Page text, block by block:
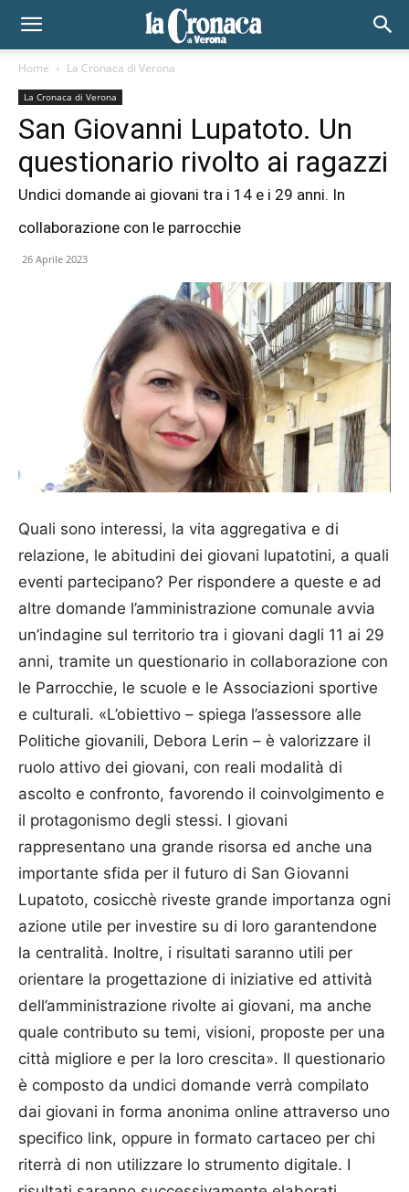
Home La Cronaca di Verona
La Cronaca di Verona
San Giovanni Lupatoto. Un
questionario rivolto ai ragazzi
Undici domande ai giovani tra i 14 e i 29 anni. In
collaborazione con le parrocchie
26 Aprile 2023
Quali sono interessi, la vita aggregativa e di
relazione, le abitudini dei giovani lupatotini, a quali
eventi partecipano? Per rispondere a queste e ad
altre domande l’amministrazione comunale avvia
un’indagine sul territorio tra i giovani dagli 11 ai 29
anni, tramite un questionario in collaborazione con
le Parrocchie, le scuole e le Associazioni sportive
e culturali. «L’obiettivo – spiega l’assessore alle
Politiche giovanili, Debora Lerin – è valorizzare il
ruolo attivo dei giovani, con reali modalità di
ascolto e confronto, favorendo il coinvolgimento e
il protagonismo degli stessi. I giovani
rappresentano una grande risorsa ed anche una
importante sfida per il futuro di San Giovanni
Lupatoto, cosicchè riveste grande importanza ogni
azione utile per investire su di loro garantendone
la centralità. Inoltre, i risultati saranno utili per
orientare la progettazione di iniziative ed attività
dell’amministrazione rivolte ai giovani, ma anche
quale contributo su temi, visioni, proposte per una
città migliore e per la loro crescita». Il questionario
è composto da undici domande verrà compilato
dai giovani in forma anonima online attraverso uno
specifico link, oppure in formato cartaceo per chi
riterrà di non utilizzare lo strumento digitale. I